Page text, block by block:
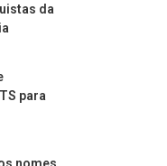
da
para
nomes